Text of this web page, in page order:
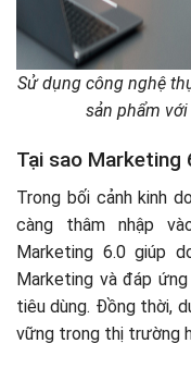
Sử dụng công nghệ
sản phẩm
Tại sao Marketing
Trong bối cảnh kinh
càng thâm nhập
Marketing 6.0 giúp
Marketing và đáp
tiêu dùng. Đồng thời,
vững trong thị trường